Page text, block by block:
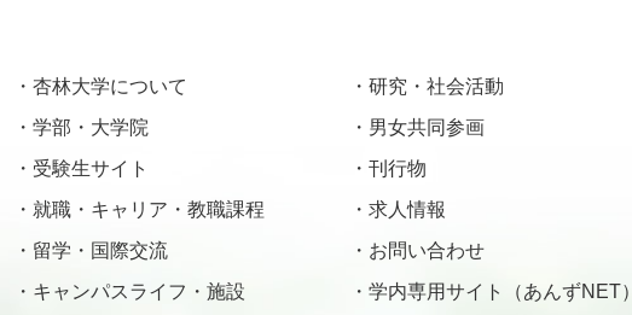
杏林大学について
学部・大学院
受験生サイト
就職・キャリア・教職課程
留学・国際交流
キャンパスライフ・施設
研究・社会活動
男女共同参画
刊行物
求人情報
お問い合わせ
学内専用サイト（あんずNET）